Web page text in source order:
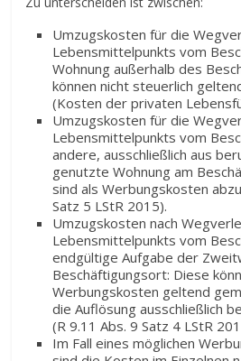
Umzugskosten für die
Lebensmittelpunkts vom
Wohnung außerhalb des
können nicht steuerlich
(Kosten der privaten
Umzugskosten für die
Lebensmittelpunkts vom
andere, ausschließlich aus
genutzte Wohnung am
sind als Werbungskosten
Satz 5 LStR 2015).
Umzugskosten nach
Lebensmittelpunkts vom
endgültige Aufgabe der
Beschäftigungsort: Diese
Werbungskosten geltend
die Auflösung ausschließlich
(R 9.11 Abs. 9 Satz 4 LStR
Im Fall eines möglichen